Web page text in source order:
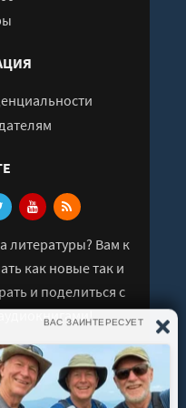
литературы? Вам к
как новые так и
и поделиться с
Все права